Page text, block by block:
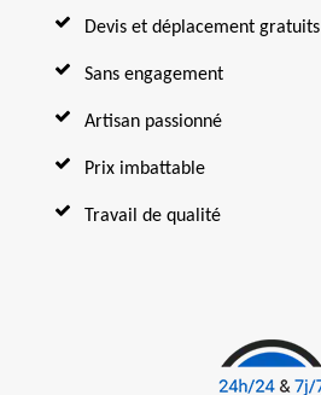
Devis et déplacement gratuits
Sans engagement
Artisan passionné
Prix imbattable
Travail de qualité